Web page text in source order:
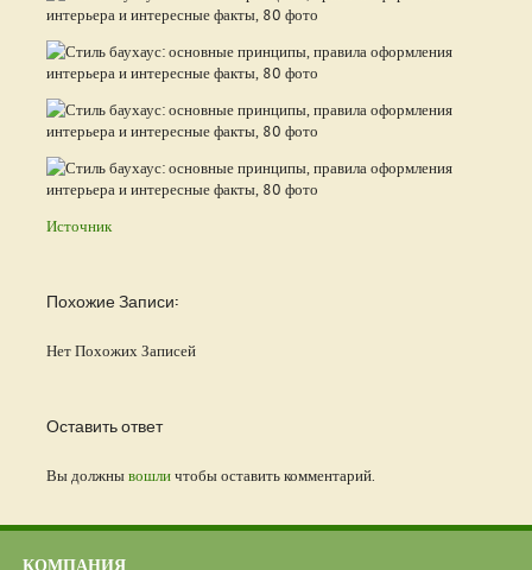
Источник
Похожие Записи:
Нет Похожих Записей
Оставить ответ
Вы должнывошличтобы оставить комментарий.
КОМПАНИЯ